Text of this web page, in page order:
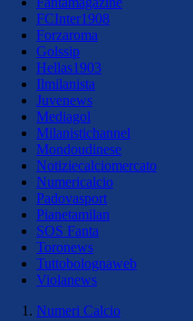
FCInter1908
Forzaroma
Golssip
Hellas1903
Ilmilanista
Juvenews
Mediagol
Milanistichannel
Mondoudinese
Notiziecalciomercato
Numericalcio
Padovasport
Pianetamilan
SOS Fanta
Toronews
Tuttobolognaweb
Violanews
Numeri Calcio